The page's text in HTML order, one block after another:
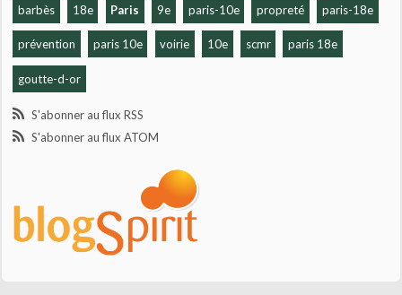
barbès 18e Paris 9e paris-10e propreté paris-18e
prévention paris 10e voirie 10e scmr paris 18e
goutte-d-or
S'abonner au flux RSS
S'abonner au flux ATOM